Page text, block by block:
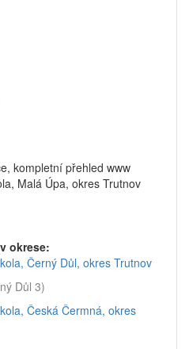
kompletní přehled www
Malá Úpa, okres Trutnov
okrese:
Černý Důl, okres Trutnov
Důl 3)
Česká Čermná, okres